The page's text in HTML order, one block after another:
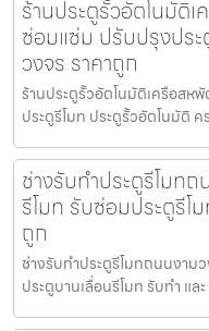
ร้านประตูรั้วอัตโนมัติ
ซ่อมแซ่ม ปรับปรุงปร
วงจร ราคาถูก
ร้านประตูรั้วอัตโนมัติเครือส
ประตูรีโมท ประตูรั้วอัตโนมัติ
ช่างรับทำประตูรีโมท
รีโมท รับซ่อมประตูรีโ
ถูก
ช่างรับทำประตูรีโมทถนนงาม
ประตูบานเลื่อนรีโมท รับทำ แ